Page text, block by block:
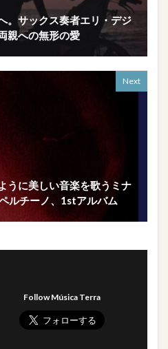
。サックス奏者エリ・デジ
親への無形の愛
Next
うに美しい音楽を歌うミナ
ルチーノ、1stアルバム
Follow Música Terra